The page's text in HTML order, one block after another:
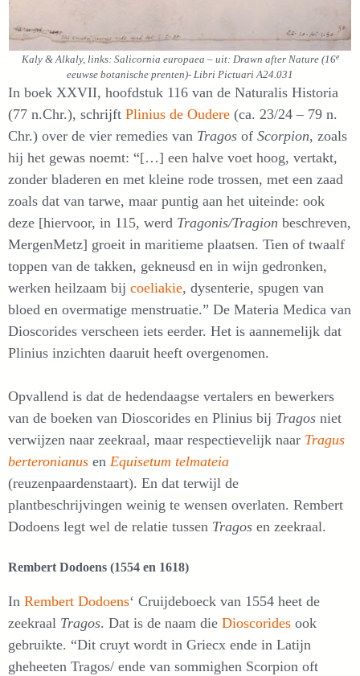
Kaly & Alkaly, links: Salicornia europaea – uit: Drawn after Nature (16e
eeuwse botanische prenten)- Libri Pictuari A24.031
In boek XXVII, hoofdstuk 116 van de Naturalis Historia
(77 n.Chr.), schrijft Plinius de Oudere (ca. 23/24 – 79 n.
Chr.) over de vier remedies van Tragos of Scorpion, zoals
hij het gewas noemt: “[…] een halve voet hoog, vertakt,
zonder bladeren en met kleine rode trossen, met een zaad
zoals dat van tarwe, maar puntig aan het uiteinde: ook
deze [hiervoor, in 115, werd Tragonis/Tragion beschreven,
MergenMetz] groeit in maritieme plaatsen. Tien of twaalf
toppen van de takken, gekneusd en in wijn gedronken,
werken heilzaam bij coeliakie, dysenterie, spugen van
bloed en overmatige menstruatie.” De Materia Medica van
Dioscorides verscheen iets eerder. Het is aannemelijk dat
Plinius inzichten daaruit heeft overgenomen.
Opvallend is dat de hedendaagse vertalers en bewerkers
van de boeken van Dioscorides en Plinius bij Tragos niet
verwijzen naar zeekraal, maar respectievelijk naar Tragus
berteronianus en Equisetum telmateia
(reuzenpaardenstaart). En dat terwijl de
plantbeschrijvingen weinig te wensen overlaten. Rembert
Dodoens legt wel de relatie tussen Tragos en zeekraal.
Rembert Dodoens (1554 en 1618)
In Rembert Dodoens‘ Cruijdeboeck van 1554 heet de
zeekraal Tragos. Dat is de naam die Dioscorides ook
gebruikte. “Dit cruyt wordt in Griecx ende in Latijn
gheheeten Tragos/ ende van sommighen Scorpion oft